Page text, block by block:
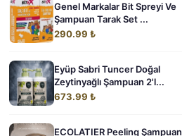
Genel Markalar Bit Spreyi Ve
Şampuan Tarak Set ...
290.99 ₺
Eyüp Sabri Tuncer Doğal
Zeytinyağlı Şampuan 2'l...
673.99 ₺
ECOLATIER Peeling Şampuan